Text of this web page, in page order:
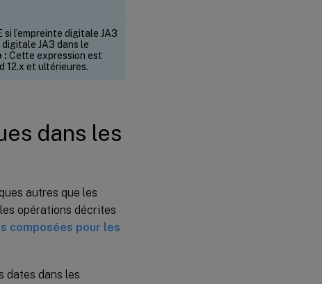
l’empreinte digitale JA3
JA3 dans le
: Cette expression est
12.x et ultérieures.
dans les
autres que les
opérations décrites
composées pour les
dates dans les